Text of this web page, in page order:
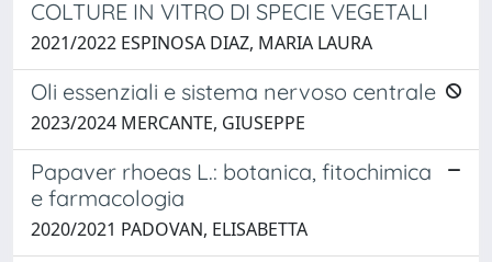
COLTURE IN VITRO DI SPECIE VEGETALI
2021/2022 ESPINOSA DIAZ, MARIA LAURA
Oli essenziali e sistema nervoso centrale
2023/2024 MERCANTE, GIUSEPPE
Papaver rhoeas L.: botanica, fitochimica
e farmacologia
2020/2021 PADOVAN, ELISABETTA